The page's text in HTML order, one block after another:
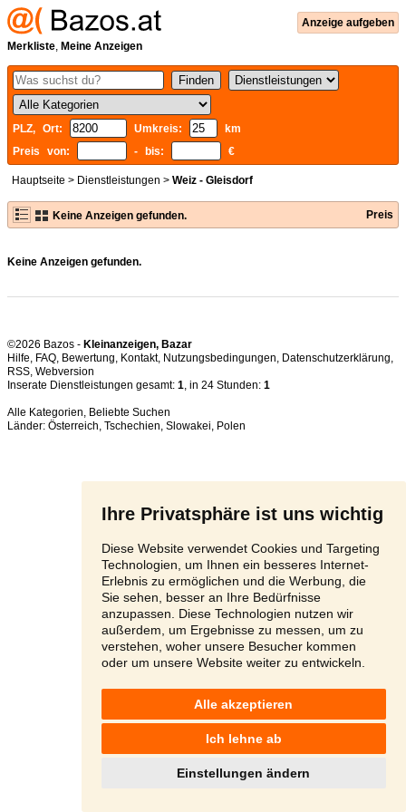
Ihre Privatsphäre ist uns wichtig
Diese Website verwendet Cookies und Targeting
Technologien, um Ihnen ein besseres Internet-
Erlebnis zu ermöglichen und die Werbung, die
Sie sehen, besser an Ihre Bedürfnisse
anzupassen. Diese Technologien nutzen wir
außerdem, um Ergebnisse zu messen, um zu
verstehen, woher unsere Besucher kommen
oder um unsere Website weiter zu entwickeln.
Alle akzeptieren
Ich lehne ab
Einstellungen ändern
Anzeige aufgeben
Merkliste, Meine Anzeigen
PLZ, Ort: Umkreis:
km
Preis von:
- bis: €
Hauptseite > Dienstleistungen > Weiz - Gleisdorf
Keine Anzeigen gefunden. Preis
Keine Anzeigen gefunden.
©2026 Bazos - Kleinanzeigen, Bazar
Hilfe, FAQ, Bewertung, Kontakt, Nutzungsbedingungen, Datenschutzerklärung,
RSS,
Inserate Dienstleistungen gesamt: 1, in 24 Stunden: 1
Alle Kategorien, Beliebte Suchen
Länder: Österreich, Tschechien, Slowakei, Polen